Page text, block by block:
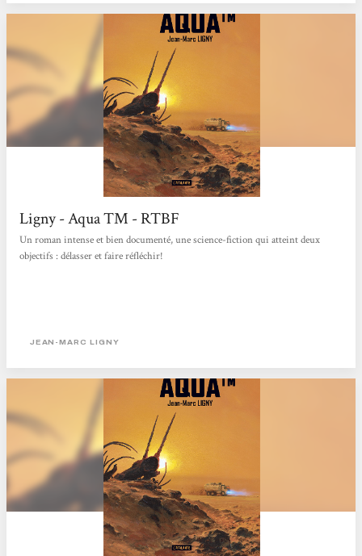
Ligny - Aqua TM - RTBF
Un roman intense et bien documenté, une science-fiction qui atteint deux
objectifs : délasser et faire réfléchir!
JEAN-MARC LIGNY